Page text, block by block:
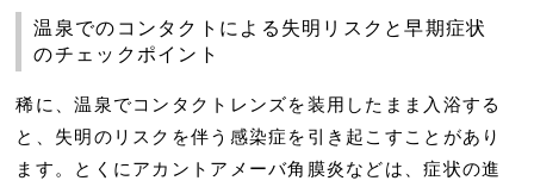
温泉でのコンタクトによる失明リスクと早期症状
のチェックポイント
稀に、温泉でコンタクトレンズを装用したまま入浴する
と、 失明のリスクを伴う感染症 を引き起こすことがあり
ます。とくにアカントアメーバ角膜炎などは、症状の進